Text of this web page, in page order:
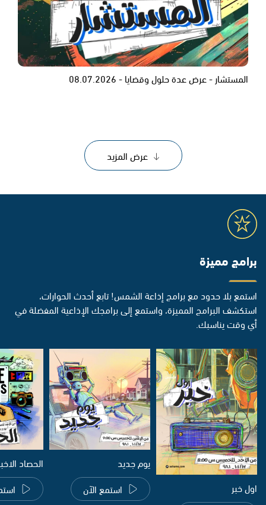
المستشار - عرض عدة حلول وقضايا - 08.07.2026
عرض المزيد
برامج مميزة
استمع بلا حدود مع برامج إذاعة الشمس! تابع أحدث الحوارات،
استكشف البرامج المميزة، واستمع إلى برامجك الإذاعية المفضلة في
أي وقت يناسبك.
اول خبر
يوم جديد
استمع الآن
الحصاد